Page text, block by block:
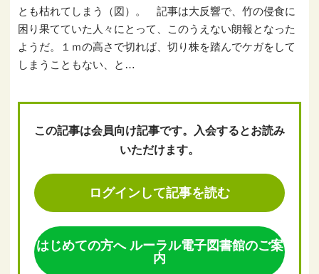
とも枯れてしまう（図）。 記事は大反響で、竹の侵食に
困り果てていた人々にとって、このうえない朗報となった
ようだ。１ｍの高さで切れば、切り株を踏んでケガをして
しまうこともない、と…
この記事は会員向け記事です。入会するとお読み
いただけます。
ログインして記事を読む
はじめての方へ ルーラル電子図書館のご案
内